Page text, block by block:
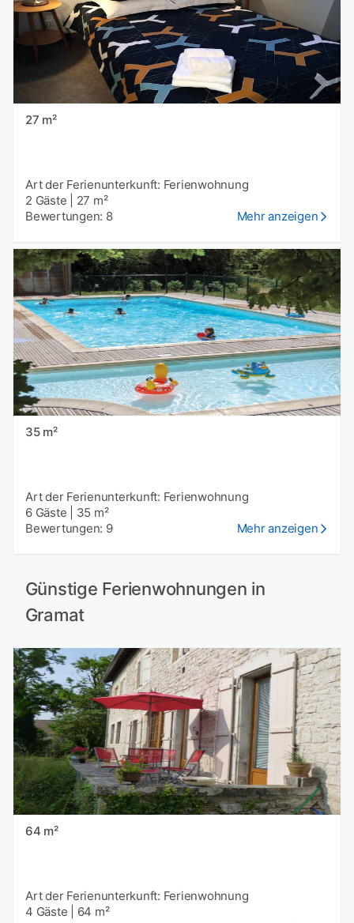
27 m²
Art der Ferienunterkunft: Ferienwohnung
2 Gäste
27 m²
Bewertungen: 8
Mehr anzeigen
35 m²
Art der Ferienunterkunft: Ferienwohnung
6 Gäste
35 m²
Bewertungen: 9
Mehr anzeigen
Günstige Ferienwohnungen in
Gramat
64 m²
Art der Ferienunterkunft: Ferienwohnung
4 Gäste
64 m²